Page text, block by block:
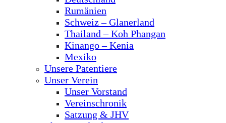
Rumänien
Schweiz – Glanerland
Thailand – Koh Phangan
Kinango – Kenia
Mexiko
Unsere Patentiere
Unser Verein
Unser Vorstand
Vereinschronik
Satzung & JHV